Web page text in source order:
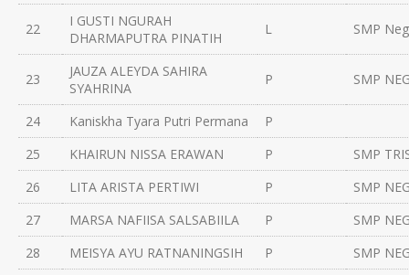
22
I GUSTI NGURAH
DHARMAPUTRA PINATIH
L SMP
23
JAUZA ALEYDA SAHIRA
SYAHRINA
P SMP
24 Kaniskha Tyara Putri Permana
P
25
KHAIRUN NISSA ERAWAN P
SMP
26
LITA ARISTA PERTIWI P
SMP
27
MARSA NAFIISA SALSABIILA P
SMP
28
MEISYA AYU RATNANINGSIH P SMP